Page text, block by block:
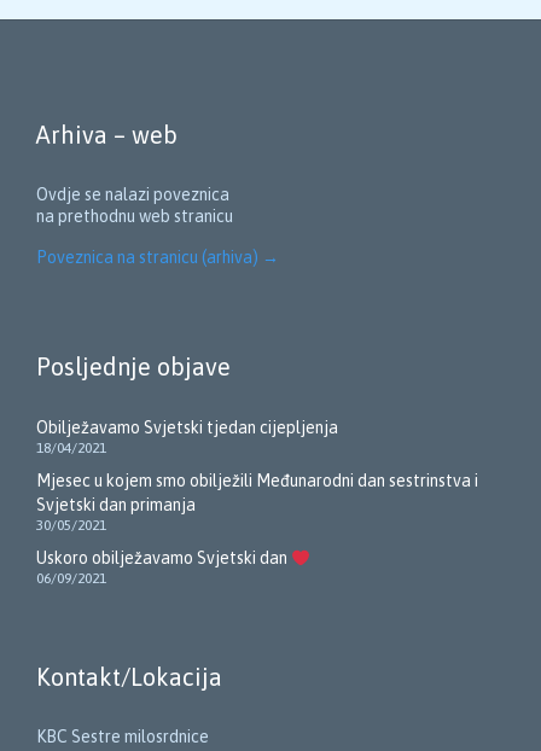
Arhiva – web
Ovdje se nalazi poveznica
na prethodnu web stranicu
Poveznica na stranicu (arhiva) →
Posljednje objave
Obilježavamo Svjetski tjedan cijepljenja
18/04/2021
Mjesec u kojem smo obilježili Međunarodni dan sestrinstva i
Svjetski dan primanja
30/05/2021
Uskoro obilježavamo Svjetski dan
06/09/2021
Kontakt/Lokacija
KBC Sestre milosrdnice